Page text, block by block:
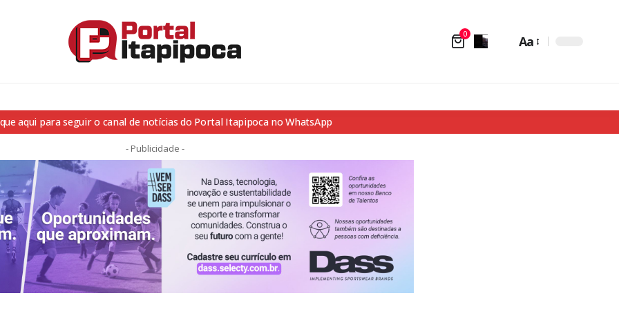
0 Aa
aqui para seguir o canal de notícias do Portal Itapipoca no WhatsApp
- Publicidade -